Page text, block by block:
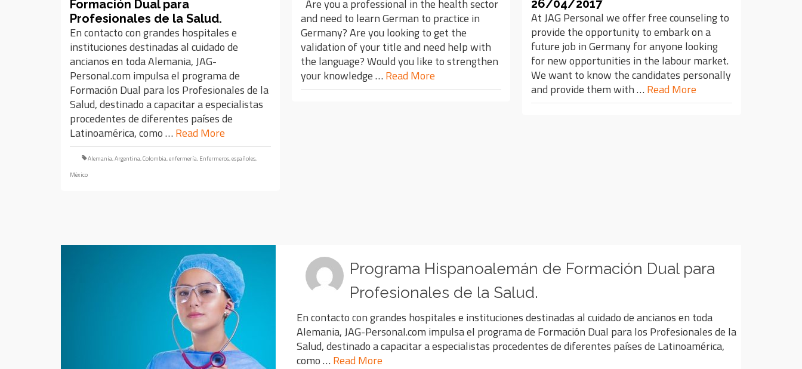
Formación Dual para
Profesionales de la Salud.
En contacto con grandes hospitales e
instituciones destinadas al cuidado de
ancianos en toda Alemania, JAG-
Personal.com impulsa el programa de
Formación Dual para los Profesionales de la
Salud, destinado a capacitar a especialistas
procedentes de diferentes países de
Latinoamérica, como … Read More
Alemania,Argentina,Colombia,enfermería, Enfermeros,españoles,
México
Are you a professional in the health sector
and need to learn German to practice in
Germany? Are you looking to get the
validation of your title and need help with
the language? Would you like to strengthen
your knowledge … Read More
26/04/2017
At JAG Personal we offer free counseling to
provide the opportunity to embark on a
future job in Germany for anyone looking
for new opportunities in the labour market.
We want to know the candidates personally
and provide them with … Read More
Programa Hispanoalemán de Formación Dual para
Profesionales de la Salud.
En contacto con grandes hospitales e instituciones destinadas al cuidado de ancianos en toda
Alemania, JAG-Personal.com impulsa el programa de Formación Dual para los Profesionales de la
Salud, destinado a capacitar a especialistas procedentes de diferentes países de Latinoamérica,
como … Read More